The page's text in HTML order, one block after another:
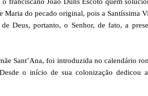
Maria do pecado original, pois a Santíssima
Deus, portanto, o Senhor, de fato, a
Sant’Ana, foi introduzida no calendário
o início de sua colonização dedicou a